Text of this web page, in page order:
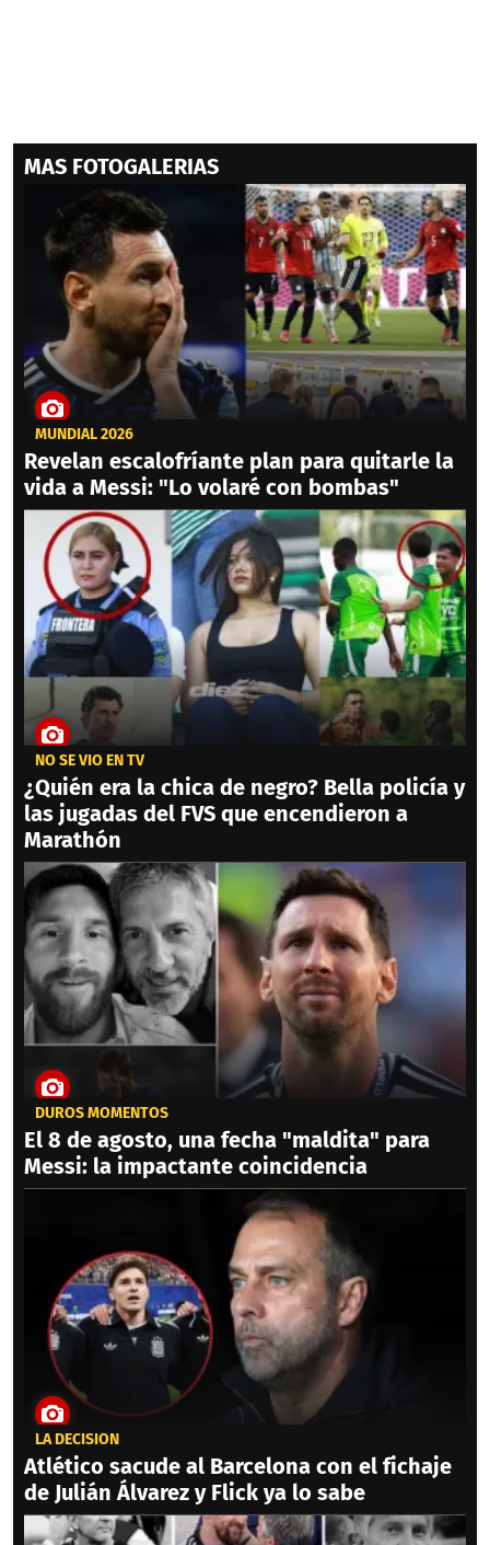
MAS FOTOGALERIAS
MUNDIAL 2026
Revelan escalofríante plan para quitarle la
vida a Messi: "Lo volaré con bombas"
NO SE VIO EN TV
¿Quién era la chica de negro? Bella policía y
las jugadas del FVS que encendieron a
Marathón
DUROS MOMENTOS
El 8 de agosto, una fecha "maldita" para
Messi: la impactante coincidencia
LA DECISIÓN
Atlético sacude al Barcelona con el fichaje
de Julián Álvarez y Flick ya lo sabe